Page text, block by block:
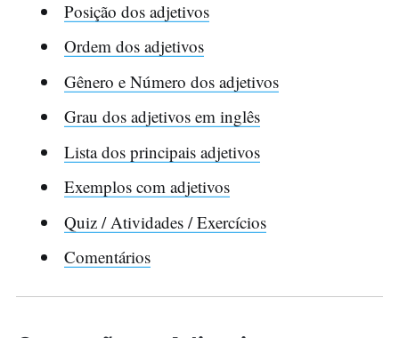
Posição dos adjetivos
Ordem dos adjetivos
Gênero e Número dos adjetivos
Grau dos adjetivos em inglês
Lista dos principais adjetivos
Exemplos com adjetivos
Quiz / Atividades / Exercícios
Comentários